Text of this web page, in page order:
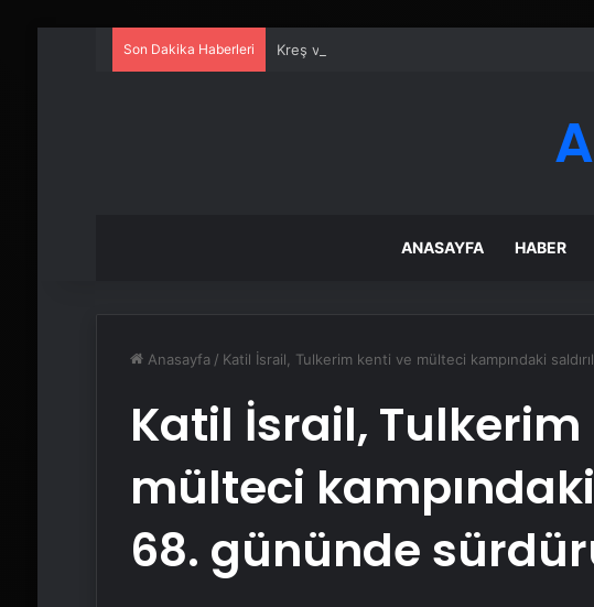
Son Dakika Haberleri Kreş ve Spor Alanları İçin Profesyonel Zemin
ANASAYFA HABER
Anasayfa / Katil İsrail, Tulkerim kenti ve mülteci kampındaki
Katil İsrail,
mülteci kampındaki
68. gününde